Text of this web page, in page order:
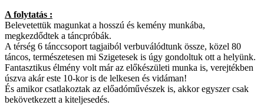
A folytatás :
Belevetettük magunkat a hosszú és kemény munkába,
megkezdődtek a táncpróbák.
A térség 6 tánccsoport tagjaiból verbuválódtunk össze, közel 80
táncos, természetesen mi Szigetesek is úgy gondoltuk ott a helyünk.
Fantasztikus élmény volt már az előkészületi munka is, verejtékben
úszva akár este 10-kor is de lelkesen és vidáman!
És amikor csatlakoztak az előadóművészek is, akkor egyszer csak
bekövetkezett a kiteljesedés.